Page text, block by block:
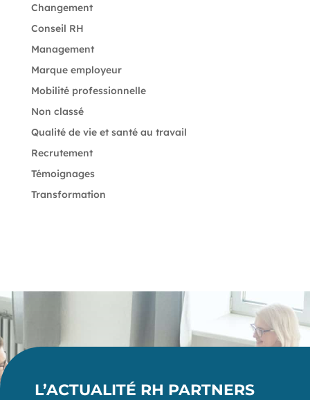
Changement
Conseil RH
Management
Marque employeur
Mobilité professionnelle
Non classé
Qualité de vie et santé au travail
Recrutement
Témoignages
Transformation
L’ACTUALITÉ RH PARTNERS